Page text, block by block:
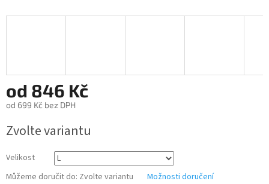
od 846 Kč
od 699 Kč bez DPH
cena:
Zvolte variantu
Velikost
Můžeme doručit do: Zvolte variantu Možnosti doručení